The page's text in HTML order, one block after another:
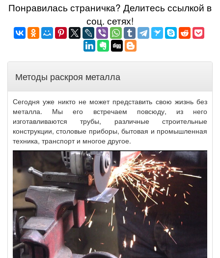
Понравилась страничка? Делитеcь ссылкой в
соц. сетях!
Методы раскроя металла
Сегодня уже никто не может представить свою жизнь без
металла. Мы его встречаем повсюду, из него
изготавливаются трубы, различные строительные
конструкции, столовые приборы, бытовая и промышленная
техника, транспорт и многое другое.